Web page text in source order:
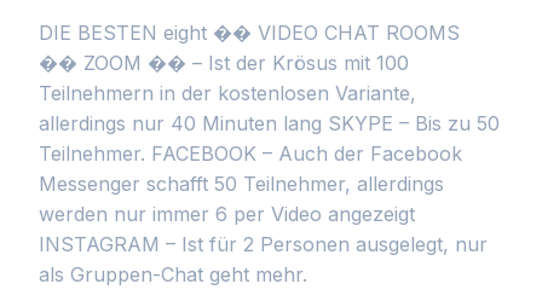
DIE BESTEN eight �� VIDEO CHAT ROOMS
�� ZOOM �� – Ist der Krösus mit 100
Teilnehmern in der kostenlosen Variante,
allerdings nur 40 Minuten lang SKYPE – Bis zu 50
Teilnehmer. FACEBOOK – Auch der Facebook
Messenger schafft 50 Teilnehmer, allerdings
werden nur immer 6 per Video angezeigt
INSTAGRAM – Ist für 2 Personen ausgelegt, nur
als Gruppen-Chat geht mehr.